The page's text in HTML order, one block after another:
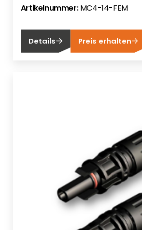
Artikelnummer:MC4-14-FEM
Details Preis erhalten